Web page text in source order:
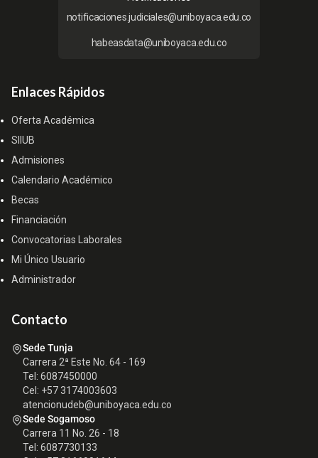
notificaciones.judiciales@uniboyaca.edu.co
habeasdata@uniboyaca.edu.co
Enlaces Rápidos
Oferta Académica
SIIUB
Admisiones
Calendario Académico
Becas
Financiación
Convocatorias Laborales
Mi Único Usuario
Administrador
Contacto
Sede Tunja
Carrera 2ª Este No. 64 - 169
Tel: 6087450000
Cel: +57 3174003603
atencionudeb@uniboyaca.edu.co
Sede Sogamoso
Carrera 11 No. 26 - 18
Tel: 6087730133